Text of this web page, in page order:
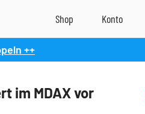
++
im MDAX vor